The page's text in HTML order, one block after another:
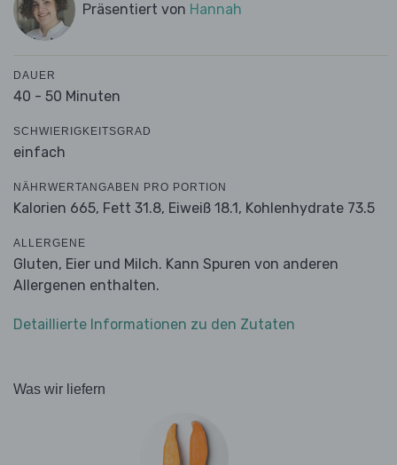
Präsentiert von Hannah
DAUER
40 - 50 Minuten
SCHWIERIGKEITSGRAD
einfach
NÄHRWERTANGABEN PRO PORTION
Kalorien 665, Fett 31.8, Eiweiß 18.1, Kohlenhydrate 73.5
ALLERGENE
Gluten, Eier und Milch. Kann Spuren von anderen
Allergenen enthalten.
Detaillierte Informationen zu den Zutaten
Was wir liefern